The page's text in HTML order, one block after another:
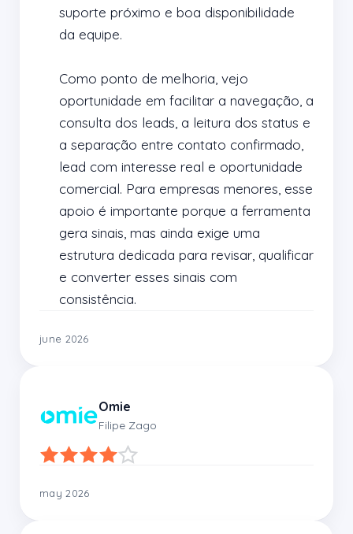
suporte próximo e boa disponibilidade
da equipe.
Como ponto de melhoria, vejo
oportunidade em facilitar a navegação, a
consulta dos leads, a leitura dos status e
a separação entre contato confirmado,
lead com interesse real e oportunidade
comercial. Para empresas menores, esse
apoio é importante porque a ferramenta
gera sinais, mas ainda exige uma
estrutura dedicada para revisar, qualificar
e converter esses sinais com
consistência.
june 2026
Omie
Filipe Zago
may 2026